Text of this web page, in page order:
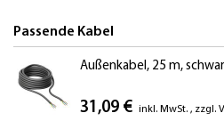
Passende Kabel
Außenkabel, 25 m,
31,09 € inkl. MwSt. , zzgl.